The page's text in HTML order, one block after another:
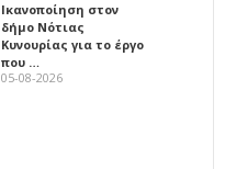
Ικανοποίηση στον
δήμο Νότιας
Κυνουρίας για το έργο
που …
05-08-2026